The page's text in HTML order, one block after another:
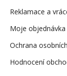
Reklamace a
Moje objednávka
Ochrana
Hodnocení